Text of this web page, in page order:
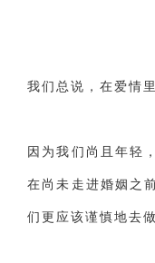
我们总说，在爱情
因为我们尚且年轻
在尚未走进婚姻之
们更应该谨慎地去